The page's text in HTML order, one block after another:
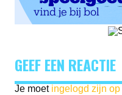
GEEF EEN REACTIE
Je moet ingelogd zijn op